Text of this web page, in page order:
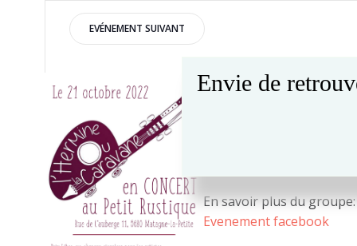
Post
navigation
EVÉNEMENT SUIVANT
Vendredi 21 octobre 2022
L’Hermine ou la
En savoir plus du
Evenement facebook
Envie de